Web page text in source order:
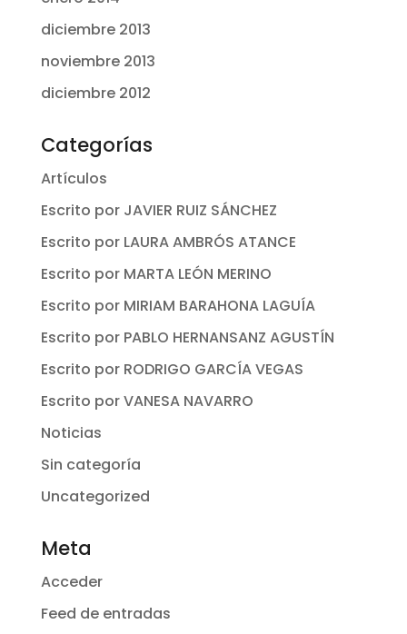
diciembre 2013
noviembre 2013
diciembre 2012
Categorías
Artículos
Escrito por JAVIER RUIZ SÁNCHEZ
Escrito por LAURA AMBRÓS ATANCE
Escrito por MARTA LEÓN MERINO
Escrito por MIRIAM BARAHONA LAGUÍA
Escrito por PABLO HERNANSANZ AGUSTÍN
Escrito por RODRIGO GARCÍA VEGAS
Escrito por VANESA NAVARRO
Noticias
Sin categoría
Uncategorized
Meta
Acceder
Feed de entradas